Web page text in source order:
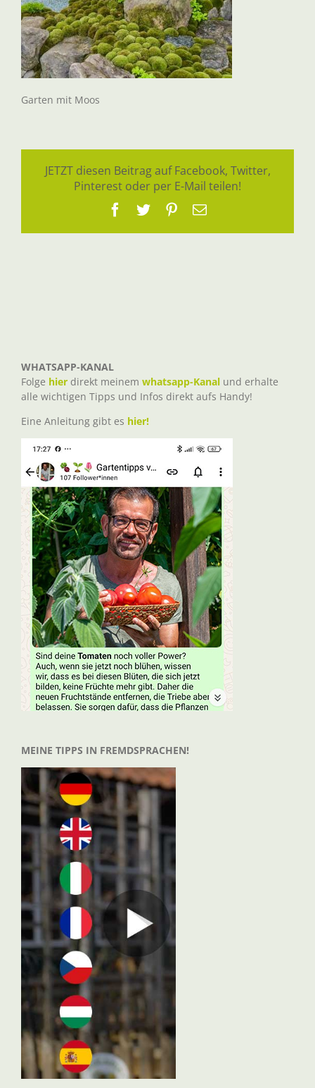
Garten mit Moos
JETZT diesen Beitrag auf Facebook, Twitter,
Pinterest oder per E-Mail teilen!
Facebook
TwitterPinterest
E-
WHATSAPP-KANAL
Folge hier direkt meinem whatsapp-Kanal und erhalte
alle wichtigen Tipps und Infos direkt aufs Handy!
Eine Anleitung gibt es hier!
MEINE TIPPS IN FREMDSPRACHEN!